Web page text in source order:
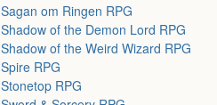
Sagan om Ringen RPG
Shadow of the Demon Lord RPG
Shadow of the Weird Wizard RPG
Spire RPG
Stonetop RPG